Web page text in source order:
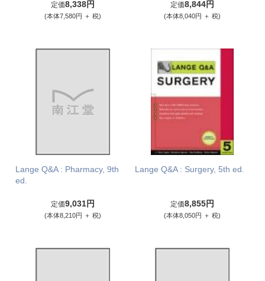
定価8,338円
(本体7,580円 ＋ 税)
定価8,844円
(本体8,040円 ＋ 税)
Lange Q&A : Pharmacy, 9th
ed.
定価9,031円
(本体8,210円 ＋ 税)
Lange Q&A : Surgery, 5th ed.
定価8,855円
(本体8,050円 ＋ 税)